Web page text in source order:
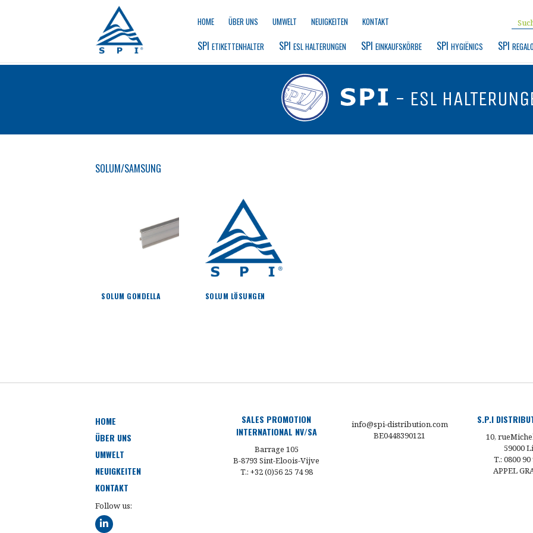
HOME ÜBER UNS UMWELT NEUIGKEITEN KONTAKT
SPI ETIKETTENHALTER SPI ESL HALTERUNGEN SPI EINKAUFSKÖRBE SPI HYGIËNICS SPI
- ESL
SOLUM/SAMSUNG
SOLUM GONDELLA SOLUM LÖSUNGEN
HOME
ÜBER UNS
UMWELT
NEUIGKEITEN
KONTAKT
Follow us:
SALES PROMOTION
INTERNATIONAL NV/SA
Barrage 105
B-8793 Sint-Eloois-Vijve
T.: +32 (0)56 25 74 98
info@spi-distribution.com
BE0448390121
S.P.I
10,
59000
T.: 0800 90
APPEL